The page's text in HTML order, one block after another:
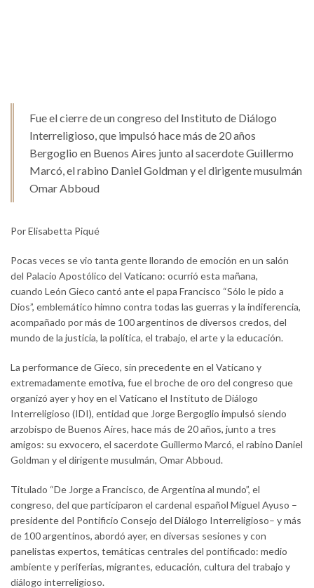
Fue el cierre de un congreso del Instituto de Diálogo
Interreligioso, que impulsó hace más de 20 años
Bergoglio en Buenos Aires junto al sacerdote Guillermo
Marcó, el rabino Daniel Goldman y el dirigente musulmán
Omar Abboud
Por Elisabetta Piqué
Pocas veces se vio tanta gente llorando de emoción en un salón
del Palacio Apostólico del Vaticano: ocurrió esta mañana,
cuando León Gieco cantó ante el papa Francisco “Sólo le pido a
Dios”, emblemático himno contra todas las guerras y la indiferencia,
acompañado por más de 100 argentinos de diversos credos, del
mundo de la justicia, la política, el trabajo, el arte y la educación.
La performance de Gieco, sin precedente en el Vaticano y
extremadamente emotiva, fue el broche de oro del congreso que
organizó ayer y hoy en el Vaticano el Instituto de Diálogo
Interreligioso (IDI), entidad que Jorge Bergoglio impulsó siendo
arzobispo de Buenos Aires, hace más de 20 años, junto a tres
amigos: su exvocero, el sacerdote Guillermo Marcó, el rabino Daniel
Goldman y el dirigente musulmán, Omar Abboud.
Titulado “De Jorge a Francisco, de Argentina al mundo”, el
congreso, del que participaron el cardenal español Miguel Ayuso –
presidente del Pontificio Consejo del Diálogo Interreligioso– y más
de 100 argentinos, abordó ayer, en diversas sesiones y con
panelistas expertos, temáticas centrales del pontificado: medio
ambiente y periferias, migrantes, educación, cultura del trabajo y
diálogo interreligioso.